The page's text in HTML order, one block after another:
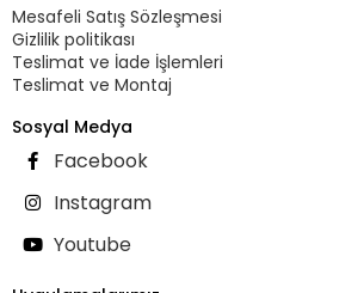
Mesafeli Satış Sözleşmesi
Gizlilik politikası
Teslimat ve İade İşlemleri
Teslimat ve Montaj
Sosyal Medya
Facebook
Instagram
Youtube